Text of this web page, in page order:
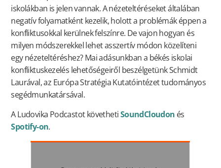
iskolákban is jelen vannak. A nézeteltéréseket általában
negatív folyamatként kezelik, holott a problémák éppen a
konfliktusokkal kerülnek felszínre. De vajon hogyan és
milyen módszerekkel lehet asszertív módon közelíteni
egy nézeteltéréshez? Mai adásunkban a békés iskolai
konfliktuskezelés lehetőségeiről beszélgetünk Schmidt
Laurával, az Európa Stratégia Kutatóintézet tudományos
segédmunkatársával.
A Ludovika Podcastot követhetiSoundCloudon és
Spotify-on.